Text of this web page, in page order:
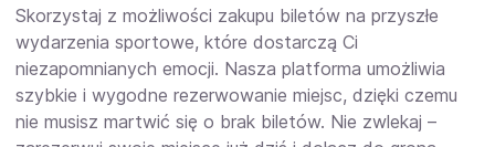
Skorzystaj z możliwości zakupu biletów na przyszłe
wydarzenia sportowe, które dostarczą Ci
niezapomnianych emocji. Nasza platforma umożliwia
szybkie i wygodne rezerwowanie miejsc, dzięki czemu
nie musisz martwić się o brak biletów. Nie zwlekaj –